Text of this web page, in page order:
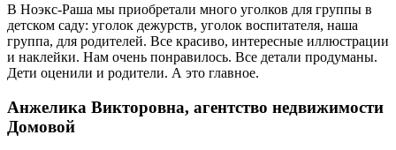
В Ноэкс-Раша мы приобретали много уголков для группы в
детском саду: уголок дежурств, уголок воспитателя, наша
группа, для родителей. Все красиво, интересные иллюстрации
и наклейки. Нам очень понравилось. Все детали продуманы.
Дети оценили и родители. А это главное.
Анжелика Викторовна, агентство недвижимости
Домовой